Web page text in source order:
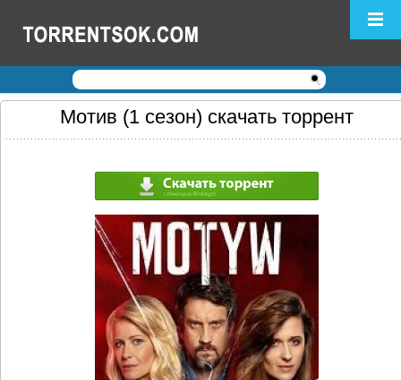
Логин: Пароль:
Регистрация Забыли пароль?
Мотив (1 сезон) скачать торрент